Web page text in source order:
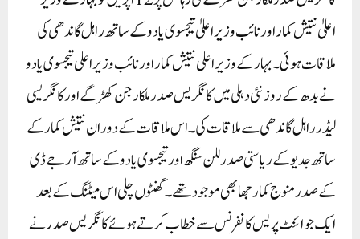
اعلیٰ نتیش کمار اور نائب وزیر اعلیٰ تیجسوی یادو کے ساتھ راہل گاندھی کی
ملاقات ہوئی۔بہار کے وزیر اعلی نتیش کمار اور نائب وزیر اعلی تیجسوی یادو
نے بدھ کے روز نئی دہلی میں کانگریس صدر ملکارجن کھڑگے اور کانگریسی
لیڈر راہل گاندھی سے ملاقات کی ۔اس ملاقات کے دوران نتیش کمار کے
ساتھ جدیو کے ریاستی صدر للن سنگھ اور تیجسوی یادو کے ساتھ آر جے ڈی
کے صدر منوج کمار جھا بھی موجود تھے ۔گھنٹوں چلی اس میٹنگ کے بعد
ایک جوائنٹ پریس کانفرنس سے خطاب کرتے ہوئے کانگریس صدر نے